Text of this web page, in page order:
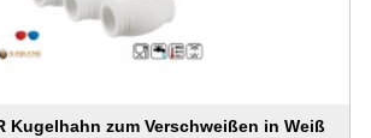
Kugelhahn zum Verschweißen in Weiß